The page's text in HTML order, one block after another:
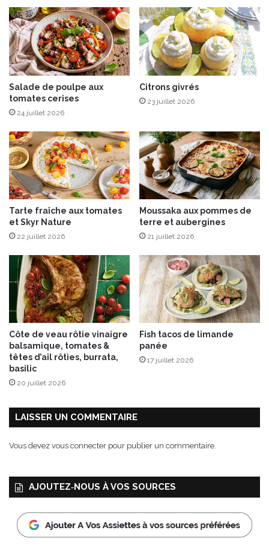
t
g
r
u
é
d
e
c
a
a
o
u
T
o
u
q
u
e
t
a
x
r
i
l
l
e
t
e
r
d
i
n
e
Salade de poulpe aux
tomates cerises
24 juillet 2026
Citrons givrés
23 juillet 2026
Tarte fraîche aux tomates
et Skyr Nature
22 juillet 2026
Moussaka aux pommes de
terre et aubergines
21 juillet 2026
Côte de veau rôtie vinaigre
balsamique, tomates &
têtes d’ail rôties, burrata,
basilic
20 juillet 2026
Fish tacos de limande
panée
17 juillet 2026
LAISSER UN COMMENTAIRE
Vous devez vous connecter pour publier un commentaire.
AJOUTEZ‑NOUS À VOS SOURCES